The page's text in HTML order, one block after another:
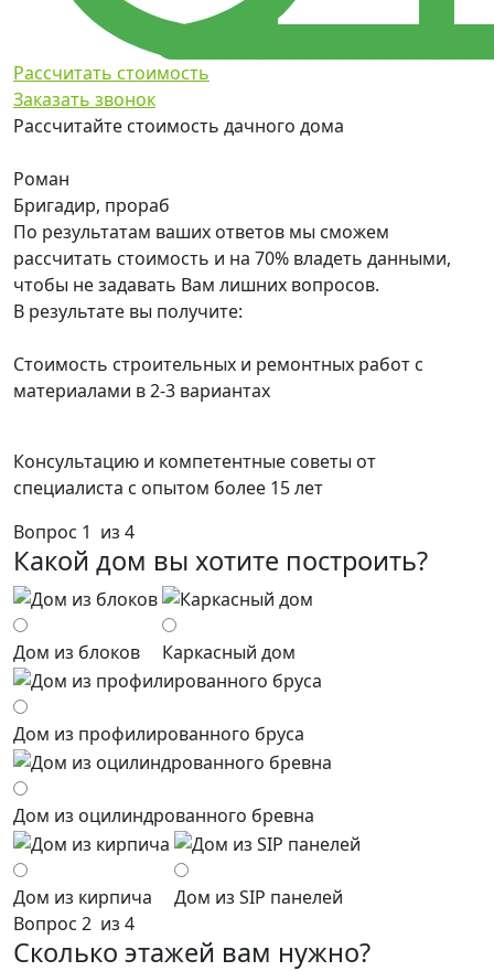
Рассчитать стоимость
Заказать звонок
Рассчитайте стоимость дачного дома
Роман
Бригадир, прораб
По результатам ваших ответов мы сможем
рассчитать стоимость и на 70% владеть данными,
чтобы не задавать Вам лишних вопросов.
В результате вы получите:
Стоимость строительных и ремонтных работ с
материалами в 2-3 вариантах
Консультацию и компетентные советы от
специалиста с опытом более 15 лет
Вопрос 1 из 4
Какой дом вы хотите построить?
Дом из блоков Каркасный дом
Дом из профилированного бруса
Дом из оцилиндрованного бревна
Дом из кирпича
Дом из SIP панелей
Вопрос 2 из 4
Сколько этажей вам нужно?